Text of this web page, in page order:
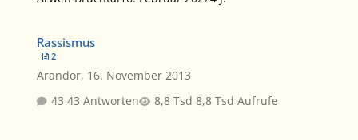
Rassismus
2
Arandor, 16. November 2013
43 Antworten
8,8 Tsd Aufrufe